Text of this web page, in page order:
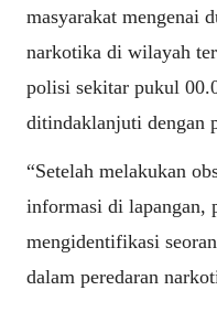
masyarakat mengenai
narkotika di wilayah
polisi sekitar pukul
ditindaklanjuti dengan
“Setelah melakukan
informasi di lapangan,
mengidentifikasi
dalam peredaran